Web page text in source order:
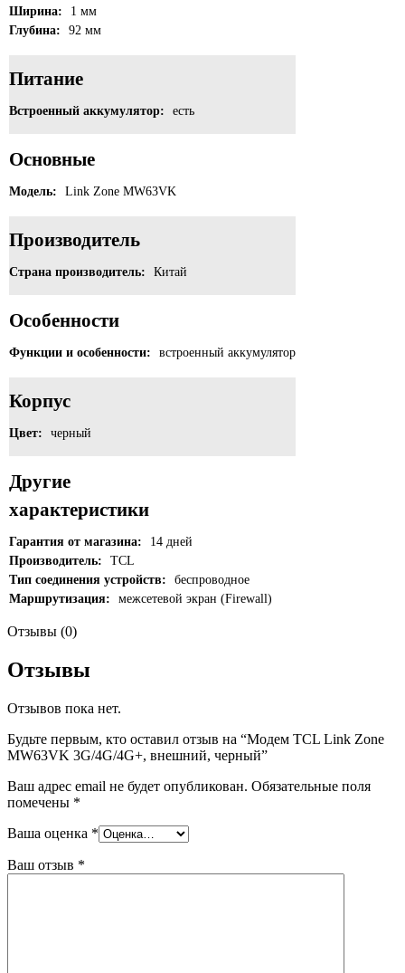
Ширина:
1 мм
Глубина:
92 мм
Питание
Встроенный аккумулятор: есть
Основные
Модель: Link Zone MW63VK
Производитель
Страна производитель: Китай
Особенности
Функции и особенности: встроенный аккумулятор
Корпус
Цвет: черный
Другие
характеристики
Гарантия от магазина:
14 дней
Производитель:
TCL
Тип соединения устройств:
беспроводное
Маршрутизация:
межсетевой экран (Firewall)
Отзывы (0)
Отзывы
Отзывов пока нет.
Будьте первым, кто оставил отзыв на “Модем TCL Link Zone
MW63VK 3G/4G/4G+, внешний, черный”
Ваш адрес email не будет опубликован. Обязательные поля
помечены *
Ваша оценка *
Ваш отзыв *